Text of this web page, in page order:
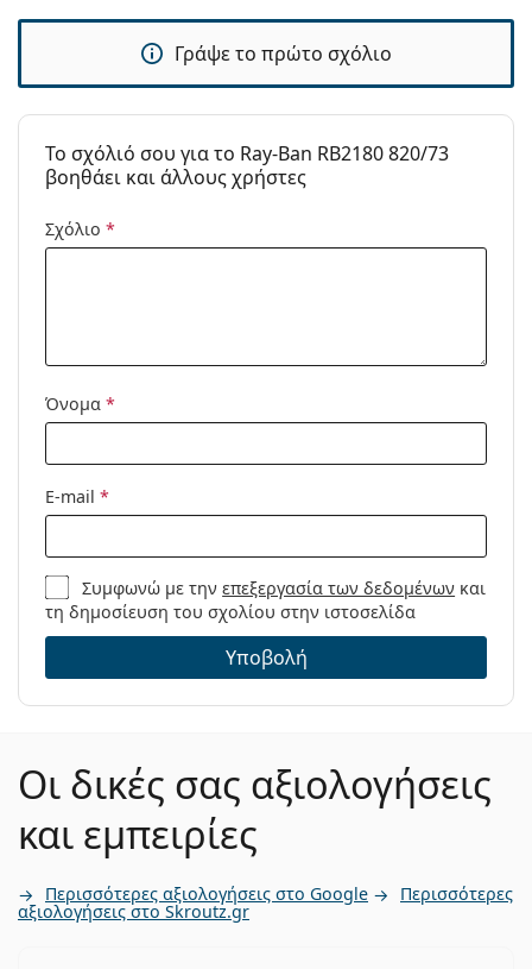
Γράψε το πρώτο σχόλιο
To σχόλιό σου για το Ray-Ban RB2180 820/73
βοηθάει και άλλους χρήστες
Σχόλιο *
Όνομα *
E-mail *
Συμφωνώ με τηνεπεξεργασία των δεδομένων και
τη δημοσίευση του σχολίου στην ιστοσελίδα
Υποβολή
Οι δικές σας αξιολογήσεις
και εμπειρίες
Περισσότερες αξιολογήσεις στο Google Περισσότερες
αξιολογήσεις στο Skroutz.gr